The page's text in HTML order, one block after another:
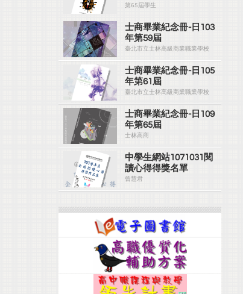
第65屆學生
士商畢業紀念冊-日103
年第59屆
臺北市立士林高級商業職業學校
士商畢業紀念冊-日105
年第61屆
臺北市立士林高級商業職業學校
士商畢業紀念冊-日109
年第65屆
士林高商
中學生網站1071031閱
讀心得得獎名單
曾慧君